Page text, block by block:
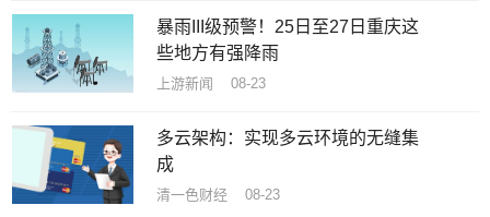
暴雨III级预警！25日至27日重庆这
些地方有强降雨
上游新闻 08-23
多云架构：实现多云环境的无缝集
成
清一色财经 08-23